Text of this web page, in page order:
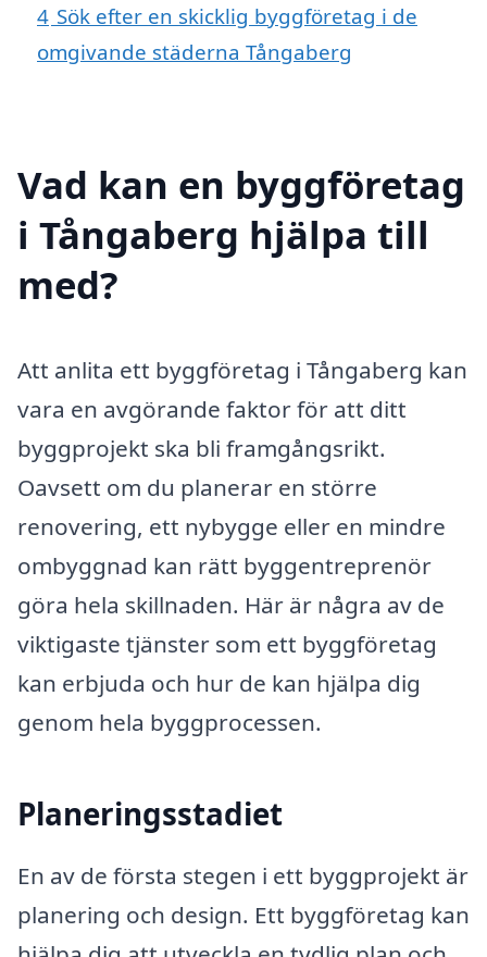
4 Sök efter en skicklig byggföretag i de
omgivande städerna Tångaberg
Vad kan en byggföretag
i Tångaberg hjälpa till
med?
Att anlita ett byggföretag i Tångaberg kan
vara en avgörande faktor för att ditt
byggprojekt ska bli framgångsrikt.
Oavsett om du planerar en större
renovering, ett nybygge eller en mindre
ombyggnad kan rätt byggentreprenör
göra hela skillnaden. Här är några av de
viktigaste tjänster som ett byggföretag
kan erbjuda och hur de kan hjälpa dig
genom hela byggprocessen.
Planeringsstadiet
En av de första stegen i ett byggprojekt är
planering och design. Ett byggföretag kan